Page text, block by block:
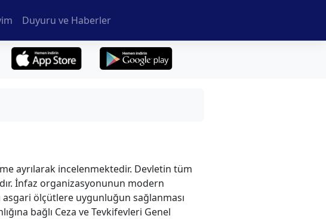
Duyuru ve Haberler
ayrılarak incelenmektedir. Devletin tüm
İnfaz organizasyonunun modern
ölçütlere uygunluğun sağlanması
bağlı Ceza ve Tevkifevleri Genel